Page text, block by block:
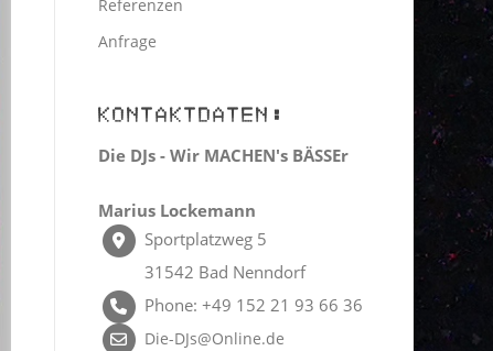
Referenzen
Anfrage
KONTAKTDATEN:
Die DJs - Wir MACHEN's BÄSSEr
Marius Lockemann
Sportplatzweg 5
31542 Bad Nenndorf
Phone: +49 152 21 93 66 36
Die-DJs@Online.de